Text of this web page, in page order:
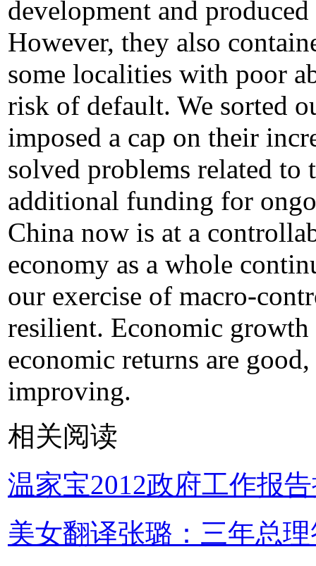
development and
However, they also
some localities with poor
risk of default. We sorted
imposed a cap on their
solved problems related to
additional funding for
China now is at a
economy as a whole
our exercise of macro-
resilient. Economic
economic returns are
improving.
相关阅读
温家宝2012政府工作报
美女翻译张璐：三年总